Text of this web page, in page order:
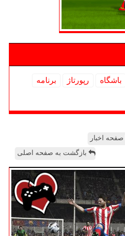
باشگاه رپورتاژ
برنامه
صفحه اخبار
بازگشت به صفحه اصلی